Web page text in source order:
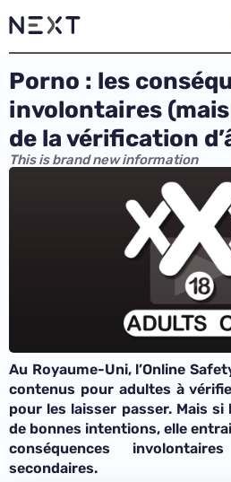
Porno : les
involontaires
de la vérification
This is brand new information
Au Royaume-Uni, l’Online
contenus pour adultes à
pour les laisser passer. Mais si
de bonnes intentions, elle
conséquences
secondaires.